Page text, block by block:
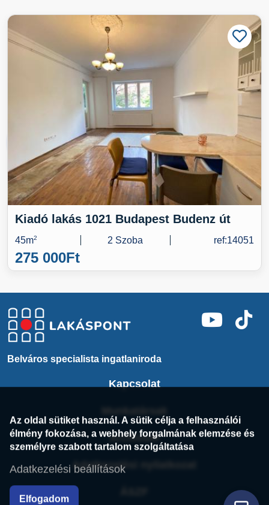
Kiadó lakás 1021 Budapest Budenz út
45m2 2 Szoba ref:14051
275 000Ft
Kapcsolat
Archívum
Adatkezelési nyilatkozat
Belváros specialista ingatlaniroda
Az oldal sütiket használ. A sütik célja a felhasználói
élmény fokozása, a webhely forgalmának elemzése és
személyre szabott tartalom szolgáltatása
Adatkezelési beállítások
Elfogadom